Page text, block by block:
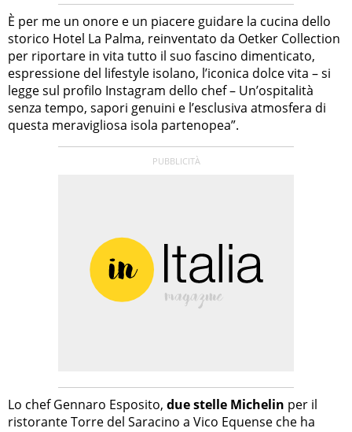
È per me un onore e un piacere guidare la cucina dello
storico Hotel La Palma, reinventato da Oetker Collection
per riportare in vita tutto il suo fascino dimenticato,
espressione del lifestyle isolano, l’iconica dolce vita – si
legge sul profilo Instagram dello chef – Un’ospitalità
senza tempo, sapori genuini e l’esclusiva atmosfera di
questa meravigliosa isola partenopea”.
Lo chef Gennaro Esposito, due stelle Michelin per il
ristorante Torre del Saracino a Vico Equense che ha